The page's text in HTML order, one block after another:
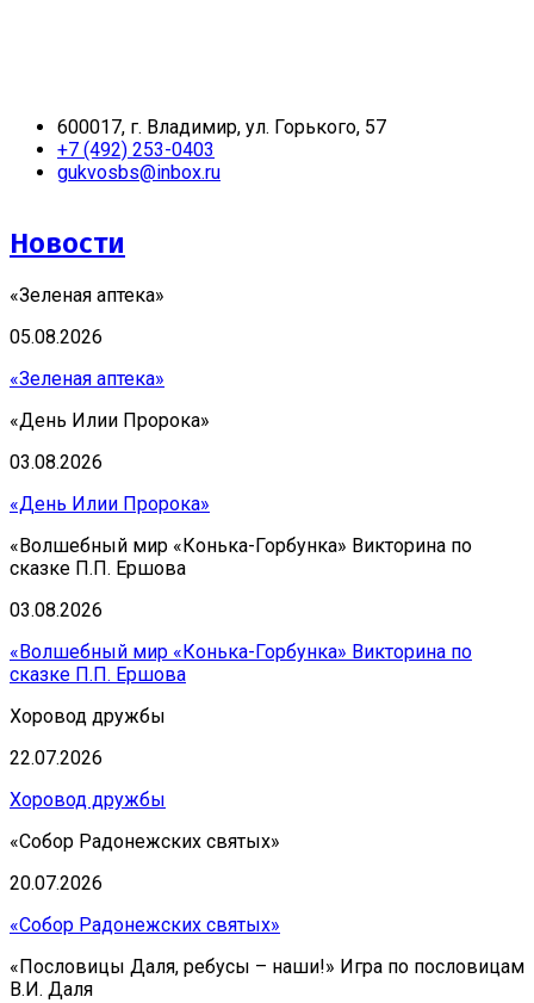
Оцените нашу работу!
получить независимую и честную оценку
удовлетворенности граждан работой нашего
учреждения. Ваше мнение очень важно!
Перейти к анкете легко – достаточно нажать СЮДА.
600017, г. Владимир, ул. Горького, 57
+7 (492) 253-0403
gukvosbs@inbox.ru
Новости
«Зеленая аптека»
05.08.2026
«Зеленая аптека»
«День Илии Пророка»
03.08.2026
«День Илии Пророка»
«Волшебный мир «Конька-Горбунка» Викторина по
сказке П.П. Ершова
03.08.2026
«Волшебный мир «Конька-Горбунка» Викторина по
сказке П.П. Ершова
Хоровод дружбы
22.07.2026
Хоровод дружбы
«Собор Радонежских святых»
20.07.2026
«Собор Радонежских святых»
«Пословицы Даля, ребусы – наши!» Игра по пословицам
В.И. Даля